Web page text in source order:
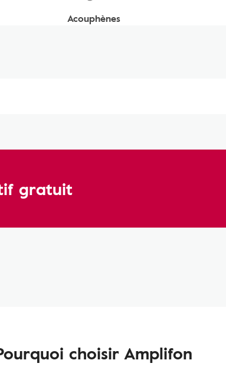
Acouphènes
gratuit
choisir Amplifon